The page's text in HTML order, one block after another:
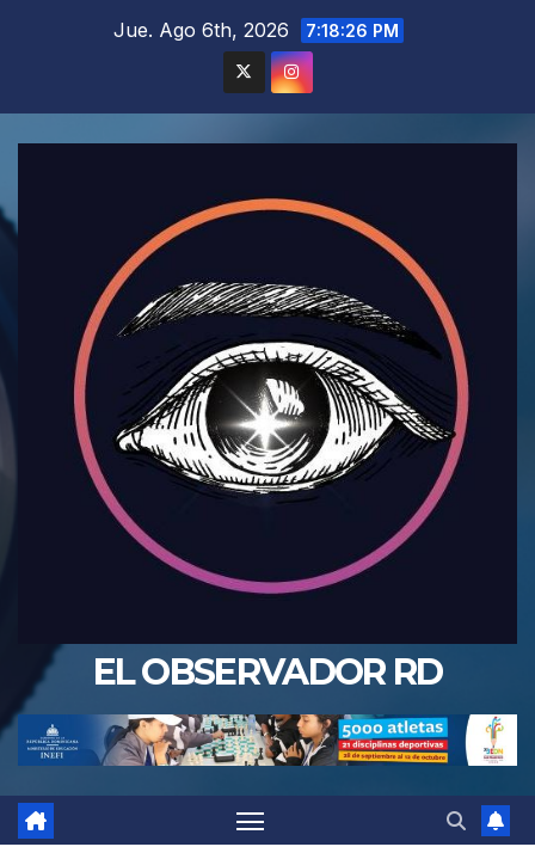
Jue. Ago 6th, 2026 7:18:28 PM
EL OBSERVADOR RD